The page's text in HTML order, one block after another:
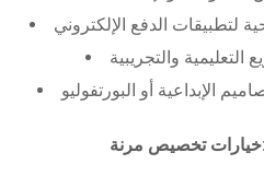
لتطبيقات الدفع الإلكتروني
التعليمية والتجريبية
الإبداعية أو البورتفوليو
خيارات تخصيص مرنة: